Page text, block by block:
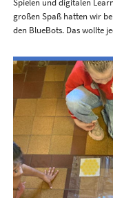
Spielen und digitalen
großen Spaß hatten wir
den BlueBots. Das wollte